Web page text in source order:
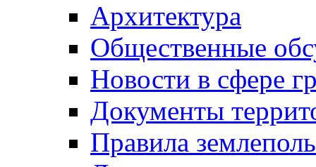
Архитектура
Общественные
Новости в сфере
Документы
Правила